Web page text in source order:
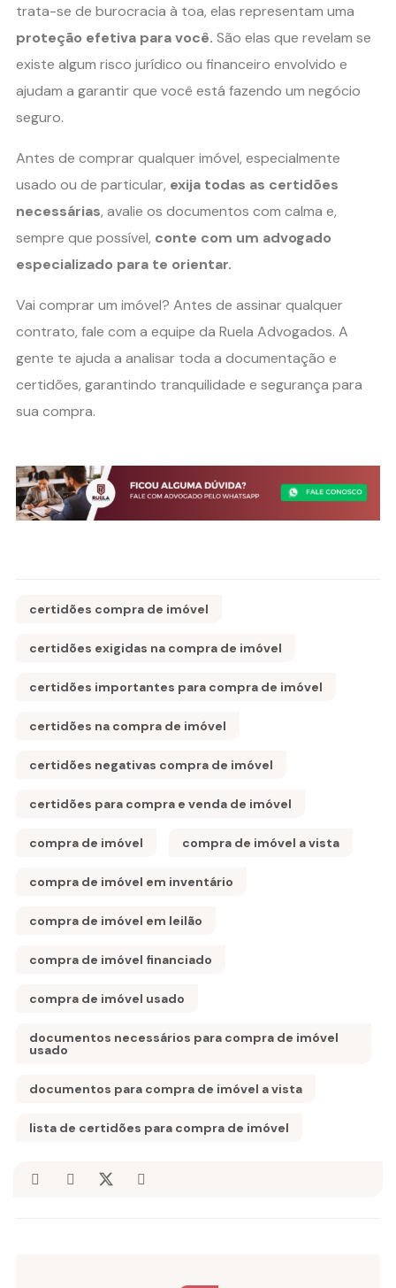
trata-se de burocracia à toa, elas representam uma
proteção efetiva para você. São elas que revelam se
existe algum risco jurídico ou financeiro envolvido e
ajudam a garantir que você está fazendo um negócio
seguro.
Antes de comprar qualquer imóvel, especialmente
usado ou de particular, exija todas as certidões
necessárias, avalie os documentos com calma e,
sempre que possível, conte com um advogado
especializado para te orientar.
Vai comprar um imóvel? Antes de assinar qualquer
contrato, fale com a equipe da Ruela Advogados. A
gente te ajuda a analisar toda a documentação e
certidões, garantindo tranquilidade e segurança para
sua compra.
certidões compra de imóvel
certidões exigidas na compra de imóvel
certidões importantes para compra de imóvel
certidões na compra de imóvel
certidões negativas compra de imóvel
certidões para compra e venda de imóvel
compra de imóvel compra de imóvel a vista
compra de imóvel em inventário
compra de imóvel em leilão
compra de imóvel financiado
compra de imóvel usado
documentos necessários para compra de imóvel
usado
documentos para compra de imóvel a vista
lista de certidões para compra de imóvel